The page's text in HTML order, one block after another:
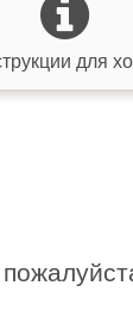
для